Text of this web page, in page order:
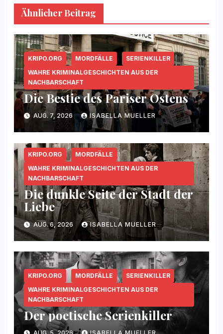
Ähnlicher Beitrag
KRIPO.ORG MORDFÄLLE
SERIENKILLER
WAHRE KRIMINALGESCHICHTEN AUS DER
NACHBARSCHAFT
Die Bestie des Pariser Ostens
AUG. 7, 2026 ISABELLA MUELLER
KRIPO.ORG
MORDFÄLLE
WAHRE KRIMINALGESCHICHTEN AUS DER
NACHBARSCHAFT
Die dunkle Seite der Stadt der
Liebe
AUG. 6, 2026 ISABELLA MUELLER
KRIPO.ORG MORDFÄLLE
SERIENKILLER
WAHRE KRIMINALGESCHICHTEN AUS DER
NACHBARSCHAFT
Der poetische Serienkiller